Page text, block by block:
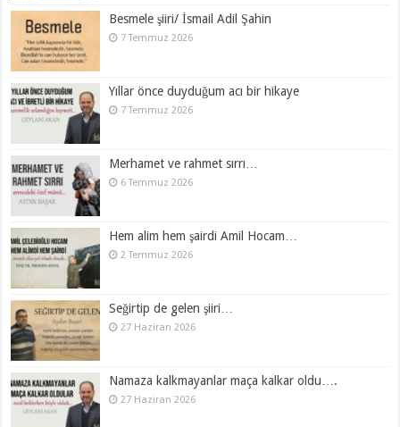
Besmele şiiri/ İsmail Adil Şahin
7 Temmuz 2026
Yıllar önce duyduğum acı bir hikaye
7 Temmuz 2026
Merhamet ve rahmet sırrı…
6 Temmuz 2026
Hem alim hem şairdi Amil Hocam…
2 Temmuz 2026
Seğirtip de gelen şiiri…
27 Haziran 2026
Namaza kalkmayanlar maça kalkar oldu….
27 Haziran 2026